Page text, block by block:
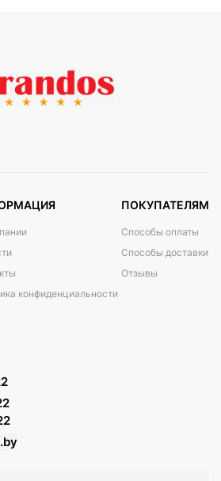
конфиденциальности
ПОКУПАТЕЛЯМ
Способы оплаты
Способы доставки
Отзывы